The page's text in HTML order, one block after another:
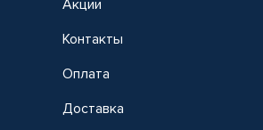
Акции
Контакты
Оплата
Доставка